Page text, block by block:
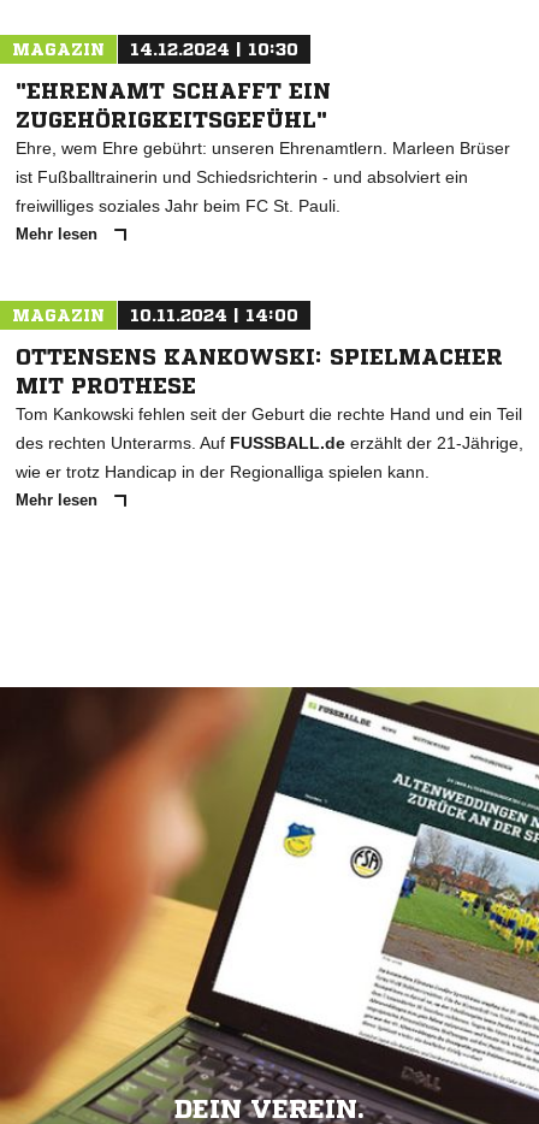
MAGAZIN 14.12.2024 | 10:30
"EHRENAMT SCHAFFT EIN
ZUGEHÖRIGKEITSGEFÜHL"
Ehre, wem Ehre gebührt: unseren Ehrenamtlern. Marleen Brüser
ist Fußballtrainerin und Schiedsrichterin - und absolviert ein
freiwilliges soziales Jahr beim FC St. Pauli.
Mehr lesen
MAGAZIN 10.11.2024 | 14:00
OTTENSENS KANKOWSKI: SPIELMACHER
MIT PROTHESE
Tom Kankowski fehlen seit der Geburt die rechte Hand und ein Teil
des rechten Unterarms. Auf FUSSBALL.de erzählt der 21-Jährige,
wie er trotz Handicap in der Regionalliga spielen kann.
Mehr lesen
DEIN VEREIN.